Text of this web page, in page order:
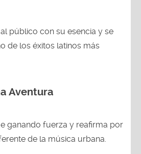
público con su esencia y se
de los éxitos latinos más
Aventura
ganando fuerza y reafirma por
de la música urbana.